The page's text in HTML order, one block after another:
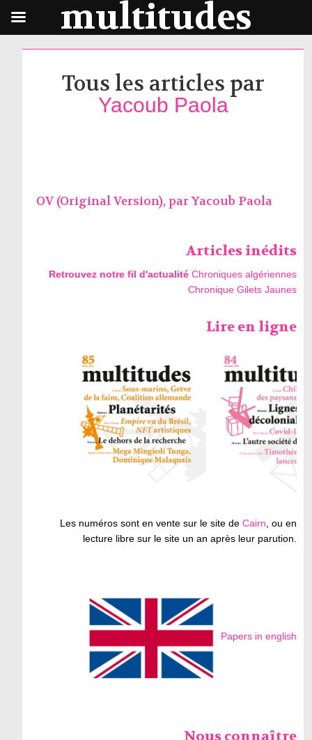
Tous les articles par
Yacoub Paola
OV (Original Version), parYacoub Paola
Articles inédits
Retrouvez notre fil d'actualité Chroniques algériennes
Chronique Gilets Jaunes
Lire en ligne
Les numéros sont en vente sur le site deCairn, ou en
lecture libre sur le site un an après leur parution.
Papers in english
Nous connaître
multitudes